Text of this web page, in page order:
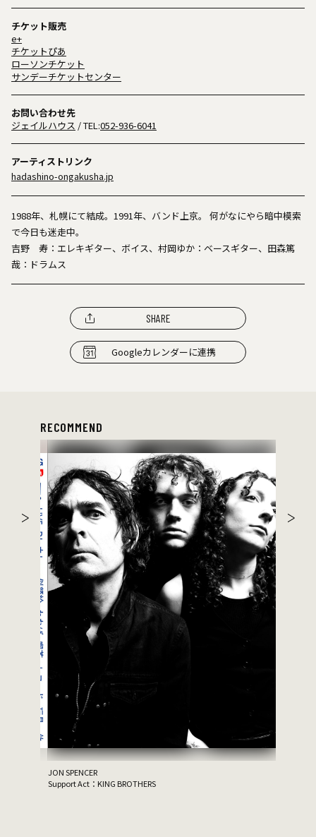
チケット販売
e+
チケットぴあ
ローソンチケット
サンデーチケットセンター
お問い合わせ先
ジェイルハウス / TEL:052-936-6041
アーティストリンク
hadashino-ongakusha.jp
1988年、札幌にて結成。1991年、バンド上京。 何がなにやら暗中模索
で今日も迷走中。
吉野 寿：エレキギター、ボイス、村岡ゆか：ベースギター、田森篤
哉：ドラムス
SHARE
Googleカレンダーに連携
RECOMMEND
JON SPENCER
Support Act：KING BROTHERS